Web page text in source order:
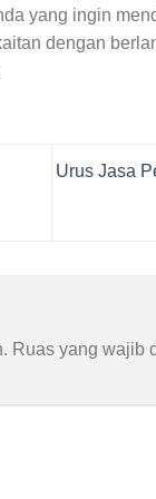
yang ingin
dengan
Urus Jasa
Ruas yang wajib